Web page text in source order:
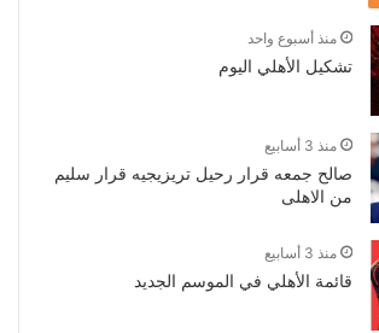
Secret Surf Shack (iPhone)
02:55
02:55
منذ أسبوع واحد
تشكيل الأهلي اليوم
منذ 3 أسابيع
صالح جمعه قرار رحيل تريزيجيه قرار سليم
من الاهلى
منذ 3 أسابيع
قائمة الأهلي في الموسم الجديد